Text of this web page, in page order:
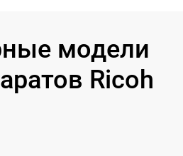
модели
Ricoh